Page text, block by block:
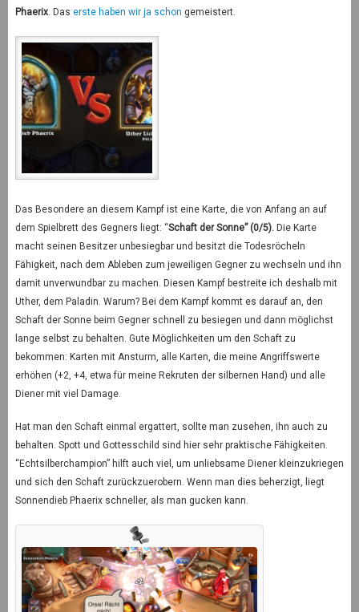
Phaerix. Das erste haben wir ja schon gemeistert.
Das Besondere an diesem Kampf ist eine Karte, die von Anfang an auf
dem Spielbrett des Gegners liegt: “Schaft der Sonne” (0/5). Die Karte
macht seinen Besitzer unbesiegbar und besitzt die Todesröcheln
Fähigkeit, nach dem Ableben zum jeweiligen Gegner zu wechseln und ihn
damit unverwundbar zu machen. Diesen Kampf bestreite ich deshalb mit
Uther, dem Paladin. Warum? Bei dem Kampf kommt es darauf an, den
Schaft der Sonne beim Gegner schnell zu besiegen und dann möglichst
lange selbst zu behalten. Gute Möglichkeiten um den Schaft zu
bekommen: Karten mit Ansturm, alle Karten, die meine Angriffswerte
erhöhen (+2, +4, etwa für meine Rekruten der silbernen Hand) und alle
Diener mit viel Damage.
Hat man den Schaft einmal ergattert, sollte man zusehen, ihn auch zu
behalten. Spott und Gottesschild sind hier sehr praktische Fähigkeiten.
“Echtsilberchampion” hilft auch viel, um unliebsame Diener kleinzukriegen
und sich den Schaft zurückzuerobern. Wenn man dies beherzigt, liegt
Sonnendieb Phaerix schneller, als man gucken kann.